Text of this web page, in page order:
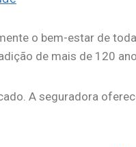
o bem-estar de
de mais de 120
A seguradora